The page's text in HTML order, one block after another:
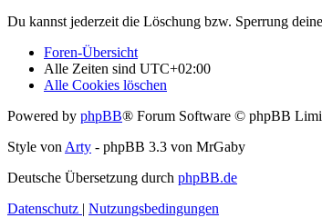
Du kannst jederzeit die Löschung bzw. Sperrung
Foren-Übersicht
Alle Zeiten sind UTC+02:00
Alle Cookies löschen
Powered by phpBB® Forum Software © phpBB
Style von Arty - phpBB 3.3 von MrGaby
Deutsche Übersetzung durch phpBB.de
Datenschutz | Nutzungsbedingungen